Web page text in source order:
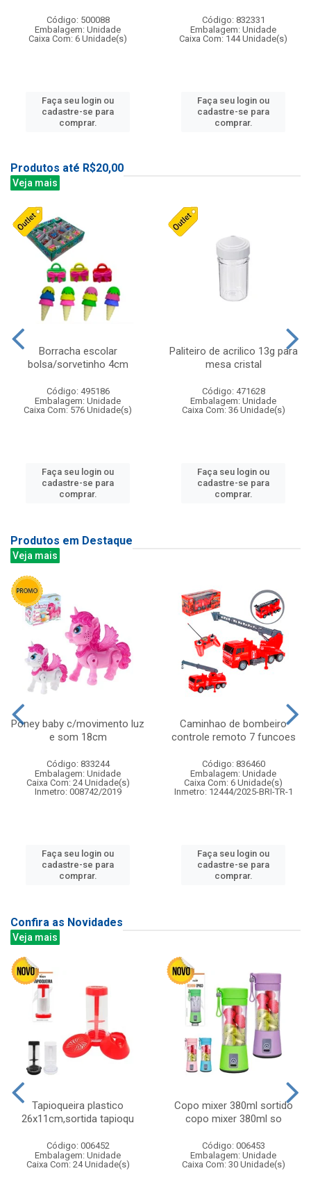
Código: 500088
Embalagem: Unidade
Caixa Com: 6 Unidade(s)
Faça seu login ou
cadastre-se para
comprar.
Código: 832331
Embalagem: Unidade
Caixa Com: 144 Unidade(s)
Faça seu login ou
cadastre-se para
comprar.
Produtos até R$20,00
Veja mais
Borracha escolar
bolsa/sorvetinho 4cm
Código: 495186
Embalagem: Unidade
Caixa Com: 576 Unidade(s)
Faça seu login ou
cadastre-se para
comprar.
Paliteiro de acrilico 13g para
mesa cristal
Código: 471628
Embalagem: Unidade
Caixa Com: 36 Unidade(s)
Faça seu login ou
cadastre-se para
comprar.
Produtos em Destaque
Veja mais
Poney baby c/movimento luz
e som 18cm
Código: 833244
Embalagem: Unidade
Caixa Com: 24 Unidade(s)
Inmetro: 008742/2019
Faça seu login ou
cadastre-se para
comprar.
Caminhao de bombeiro
controle remoto 7 funcoes
Código: 836460
Embalagem: Unidade
Caixa Com: 6 Unidade(s)
Inmetro: 12444/2025-BRI-TR-1
Faça seu login ou
cadastre-se para
comprar.
Confira as Novidades
Veja mais
Tapioqueira plastico
26x11cm,sortida tapioqu
Código: 006452
Embalagem: Unidade
Caixa Com: 24 Unidade(s)
Copo mixer 380ml sortido
copo mixer 380ml so
Código: 006453
Embalagem: Unidade
Caixa Com: 30 Unidade(s)